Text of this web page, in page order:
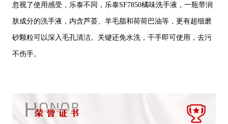
忽视了使用感受，乐泰不同，乐泰SF7850橘味洗手液，一瓶带润
肤成分的洗手液，内含芦荟、羊毛脂和荷荷巴油等，更有超细磨
砂颗粒可以深入毛孔清洁。关键还免水洗，干手即可使用，去污
不伤手。